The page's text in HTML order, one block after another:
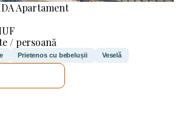
Apartament
/ persoană
Prietenos cu bebelușii Veselă